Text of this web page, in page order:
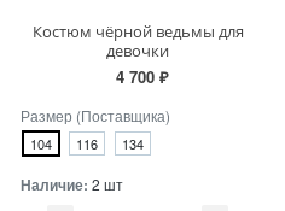
Костюм чёрной ведьмы для
девочки
4 700 ₽
Размер (Поставщика)
104 116 134
Наличие: 2 шт